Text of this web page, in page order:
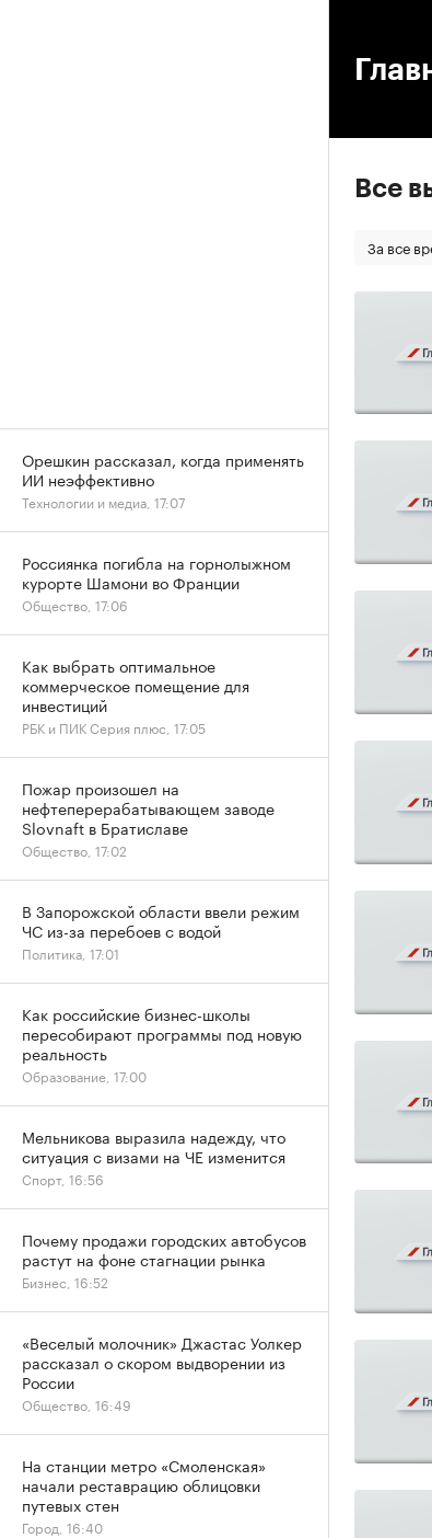
Все
За все
Орешкин рассказал, когда применять
ИИ неэффективно
Технологии и медиа, 17:07
Россиянка погибла на горнолыжном
курорте Шамони во Франции
Общество, 17:06
Как выбрать оптимальное
коммерческое помещение для
инвестиций
РБК и ПИК Серия плюс, 17:05
Пожар произошел на
нефтеперерабатывающем заводе
Slovnaft в Братиславе
Общество, 17:02
В Запорожской области ввели режим
ЧС из-за перебоев с водой
Политика, 17:01
Как российские бизнес-школы
пересобирают программы под новую
реальность
Образование, 17:00
Мельникова выразила надежду, что
ситуация с визами на ЧЕ изменится
Спорт, 16:56
Почему продажи городских автобусов
растут на фоне стагнации рынка
Бизнес, 16:52
«Веселый молочник» Джастас Уолкер
рассказал о скором выдворении из
России
Общество, 16:49
На станции метро «Смоленская»
начали реставрацию облицовки
путевых стен
Город, 16:40